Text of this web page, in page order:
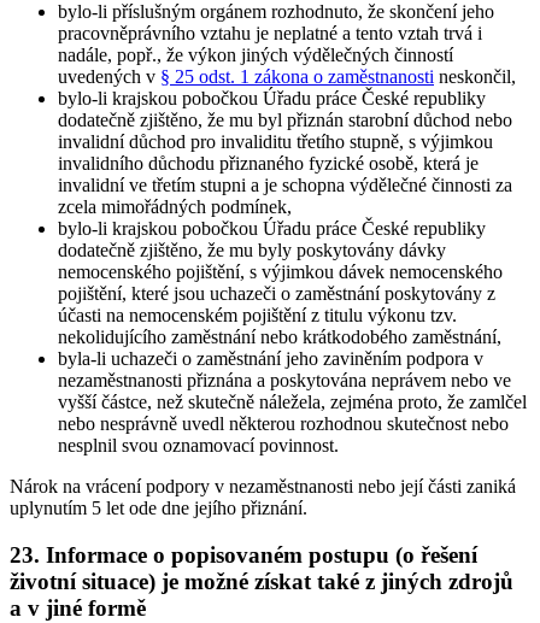
bylo-li příslušným orgánem rozhodnuto, že skončení jeho
pracovněprávního vztahu je neplatné a tento vztah trvá i
nadále, popř., že výkon jiných výdělečných činností
uvedených v § 25 odst. 1 zákona o zaměstnanosti neskončil,
bylo-li krajskou pobočkou Úřadu práce České republiky
dodatečně zjištěno, že mu byl přiznán starobní důchod nebo
invalidní důchod pro invaliditu třetího stupně, s výjimkou
invalidního důchodu přiznaného fyzické osobě, která je
invalidní ve třetím stupni a je schopna výdělečné činnosti za
zcela mimořádných podmínek,
bylo-li krajskou pobočkou Úřadu práce České republiky
dodatečně zjištěno, že mu byly poskytovány dávky
nemocenského pojištění, s výjimkou dávek nemocenského
pojištění, které jsou uchazeči o zaměstnání poskytovány z
účasti na nemocenském pojištění z titulu výkonu tzv.
nekolidujícího zaměstnání nebo krátkodobého zaměstnání,
byla-li uchazeči o zaměstnání jeho zaviněním podpora v
nezaměstnanosti přiznána a poskytována neprávem nebo ve
vyšší částce, než skutečně náležela, zejména proto, že zamlčel
nebo nesprávně uvedl některou rozhodnou skutečnost nebo
nesplnil svou oznamovací povinnost.
Nárok na vrácení podpory v nezaměstnanosti nebo její části zaniká
uplynutím 5 let ode dne jejího přiznání.
23. Informace o popisovaném postupu (o řešení
životní situace) je možné získat také z jiných zdrojů
a v jiné formě